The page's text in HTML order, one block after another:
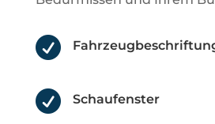

 Schaufenster